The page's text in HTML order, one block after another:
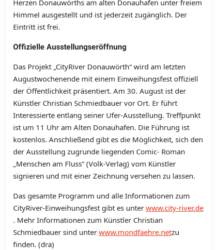
Herzen Donauwörths am alten Donauhafen unter freiem
Himmel ausgestellt und ist jederzeit zugänglich. Der
Eintritt ist frei.
Offizielle Ausstellungseröffnung
Das Projekt „CityRiver Donauwörth“ wird am letzten
Augustwochenende mit einem Einweihungsfest offiziell
der Öffentlichkeit präsentiert. Am 30. August ist der
Künstler Christian Schmiedbauer vor Ort. Er führt
Interessierte entlang seiner Ufer-Ausstellung. Treffpunkt
ist um 11 Uhr am Alten Donauhafen. Die Führung ist
kostenlos. Anschließend gibt es die Möglichkeit, sich den
der Ausstellung zugrunde liegenden Comic- Roman
„Menschen am Fluss“ (Volk-Verlag) vom Künstler
signieren und mit einer Zeichnung versehen zu lassen.
Das gesamte Programm und alle Informationen zum
CityRiver-Einweihungsfest gibt es unter www.city-river.de
. Mehr Informationen zum Künstler Christian
Schmiedbauer sind unter www.mondfaehre.netzu
finden. (dra)